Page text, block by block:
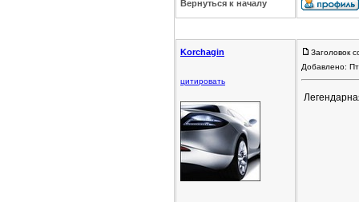
Вернуться к началу
Korchagin
цитировать
Заголовок
Добавлено: